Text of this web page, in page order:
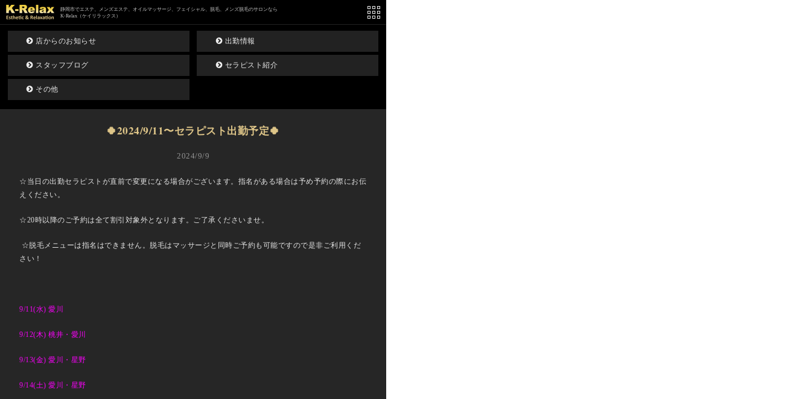
静岡市でエステ、メンズエステ、オイルマッサージ、フェイシャル、脱毛、メンズ脱毛のサロンなら
K-Relax（ケイリラックス）
店からのお知らせ 出勤情報
スタッフブログ セラピスト紹介
その他
🍀2024/9/11〜セラピスト出勤予定🍀
2024/9/9
☆当日の出勤セラピストが直前で変更になる場合がございます。指名がある場合は予め予約の際にお伝
えください。
☆20時以降のご予約は全て割引対象外となります。ご了承くださいませ。
☆脱毛メニューは指名はできません。脱毛はマッサージと同時ご予約も可能ですので是非ご利用くだ
さい！
9/11(水) 愛川
9/12(木) 桃井・愛川
9/13(金) 愛川・星野
9/14(土) 愛川・星野